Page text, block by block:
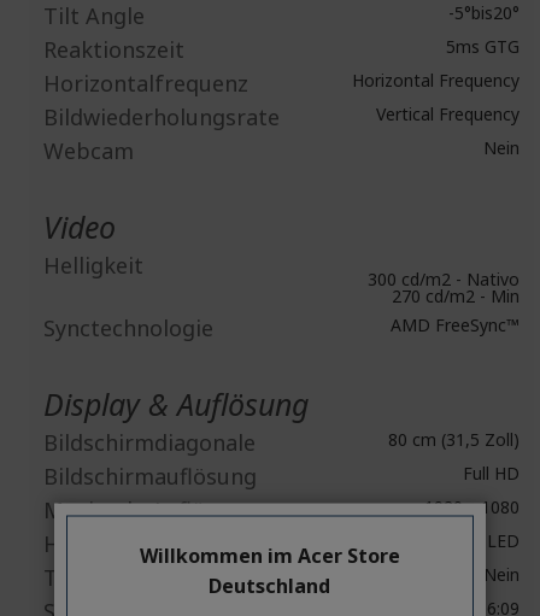
Tilt Angle -5°bis20°
Reaktionszeit 5ms GTG
Horizontalfrequenz Horizontal Frequency
Bildwiederholungsrate Vertical Frequency
Webcam Nein
Video
Helligkeit 300 cd/m2 - Nativo
270 cd/m2 - Min
Synctechnologie AMD FreeSync™
Display & Auflösung
Bildschirmdiagonale 80 cm (31,5 Zoll)
Bildschirmauflösung Full HD
Maximale Auflösung 1920 x 1080
Hintergrund-beleuchtung LED
Touchscreen Nein
16:09
Willkommen im Acer Store
Deutschland